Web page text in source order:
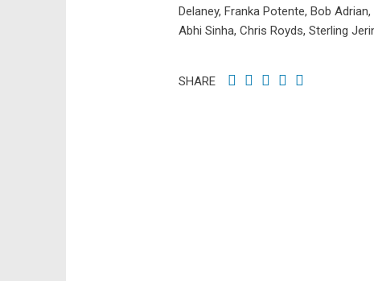
Delaney, Franka Potente, Bob
Abhi Sinha, Chris Royds, Sterling
SHARE